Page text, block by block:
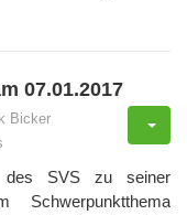
07.01.2017
Bicker
des SVS zu seiner
Schwerpunktthema